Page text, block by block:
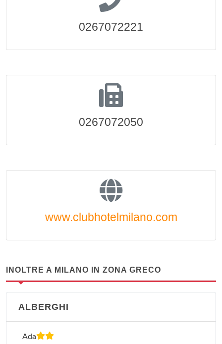
0267072221
0267072050
www.clubhotelmilano.com
INOLTRE A MILANO IN ZONA GRECO
ALBERGHI
Ada